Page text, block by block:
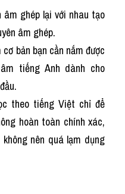
âm ghép lại với nhau tạo
âm ghép.
bản bạn cần nắm được
tiếng Anh dành cho
theo tiếng Việt chỉ để
hoàn toàn chính xác,
nên quá lạm dụng